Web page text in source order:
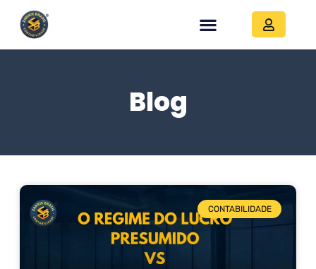
Blog
CONTABILIDADE